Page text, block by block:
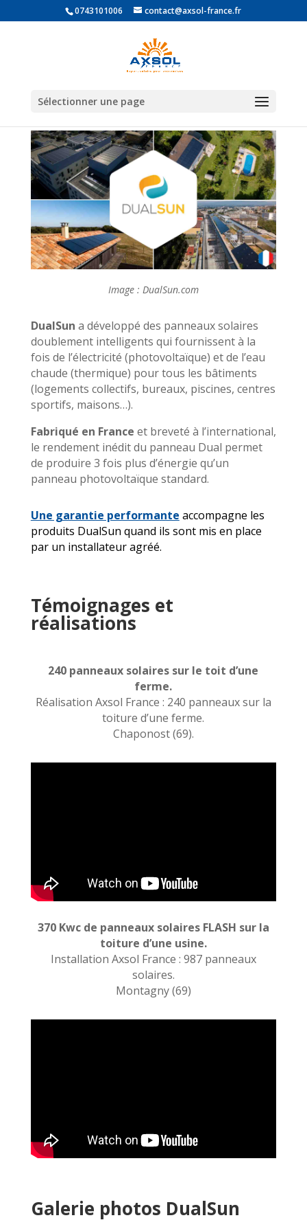
0743101006 contact@axsol-france.fr
Sélectionner une page
Partenaire DualSun
Image : DualSun.com
DualSun a développé des panneaux solaires
doublement intelligents qui fournissent à la
fois de l’électricité (photovoltaïque) et de l’eau
chaude (thermique) pour tous les bâtiments
(logements collectifs, bureaux, piscines, centres
sportifs, maisons…).
Fabriqué en France et breveté à l’international,
le rendement inédit du panneau Dual permet
de produire 3 fois plus d’énergie qu’un
panneau photovoltaïque standard.
Une garantie performante accompagne les
produits DualSun quand ils sont mis en place
par un installateur agréé.
Témoignages et
réalisations
240 panneaux solaires sur le toit d’une
ferme.
Réalisation Axsol France : 240 panneaux sur la
toiture d’une ferme.
Chaponost (69).
370 Kwc de panneaux solaires FLASH sur la
toiture d’une usine.
Installation Axsol France : 987 panneaux
solaires.
Montagny (69)
Galerie photos DualSun